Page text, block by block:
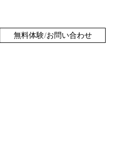
無料体験/お問い合わせ